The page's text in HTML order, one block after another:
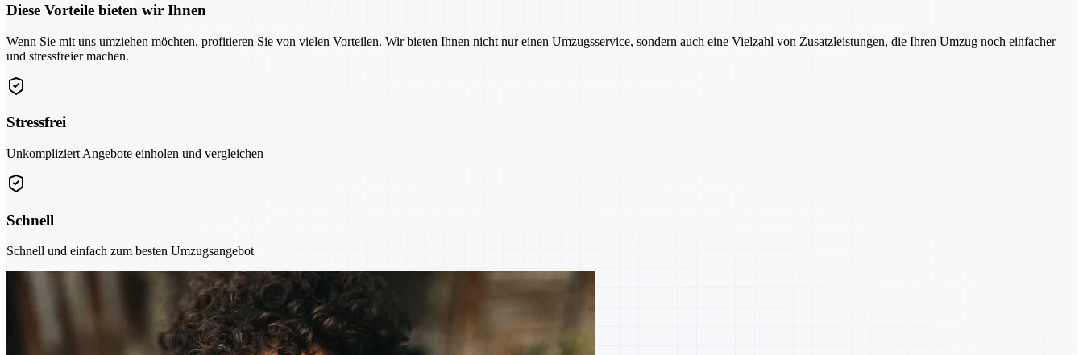
Diese Vorteile bieten wir Ihnen
Wenn Sie mit uns umziehen möchten, profitieren Sie von vielen Vorteilen. Wir bieten Ihnen nicht nur einen Umzugsservice, sondern auch eine Vielzahl von Zusatzleistungen, die Ihren Umzug noch einfacher
und stressfreier machen.
Stressfrei
Unkompliziert Angebote einholen und vergleichen
Schnell
Schnell und einfach zum besten Umzugsangebot